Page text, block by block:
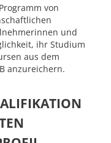
von
und
ihr Studium
aus dem
anzurei­chern.